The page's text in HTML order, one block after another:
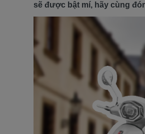
sẽ được bật mí, hãy cùng